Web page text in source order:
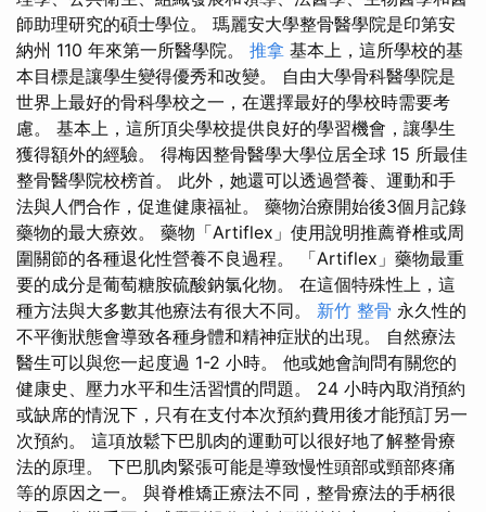
師助理研究的碩士學位。 瑪麗安大學整骨醫學院是印第安
納州 110 年來第一所醫學院。 推拿 基本上，這所學校的基
本目標是讓學生變得優秀和改變。 自由大學骨科醫學院是
世界上最好的骨科學校之一，在選擇最好的學校時需要考
慮。 基本上，這所頂尖學校提供良好的學習機會，讓學生
獲得額外的經驗。 得梅因整骨醫學大學位居全球 15 所最佳
整骨醫學院校榜首。 此外，她還可以透過營養、運動和手
法與人們合作，促進健康福祉。 藥物治療開始後3個月記錄
藥物的最大療效。 藥物「Artiflex」使用說明推薦脊椎或周
圍關節的各種退化性營養不良過程。 「Artiflex」藥物最重
要的成分是葡萄糖胺硫酸鈉氯化物。 在這個特殊性上，這
種方法與大多數其他療法有很大不同。 新竹 整骨 永久性的
不平衡狀態會導致各種身體和精神症狀的出現。 自然療法
醫生可以與您一起度過 1-2 小時。 他或她會詢問有關您的
健康史、壓力水平和生活習慣的問題。 24 小時內取消預約
或缺席的情況下，只有在支付本次預約費用後才能預訂另一
次預約。 這項放鬆下巴肌肉的運動可以很好地了解整骨療
法的原理。 下巴肌肉緊張可能是導致慢性頭部或頸部疼痛
等的原因之一。 與脊椎矯正療法不同，整骨療法的手柄很